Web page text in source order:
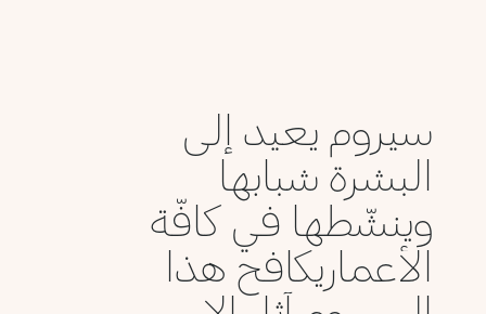
سيروم يعيد إلى
البشرة شبابها
وينشّطها في كافّة
الأعماريكافح هذا